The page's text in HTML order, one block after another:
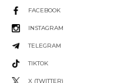
FACEBOOK
INSTAGRAM
TELEGRAM
TIKTOK
X (TWITTER)